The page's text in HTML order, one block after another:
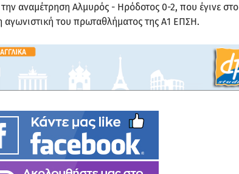
αναμέτρηση Αλμυρός - Ηρόδοτος 0-2, που έγινε στο
αγωνιστική του πρωταθλήματος της Α1 ΕΠΣΗ.